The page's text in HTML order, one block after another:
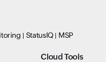
StatusIQ MSP
Cloud Tools